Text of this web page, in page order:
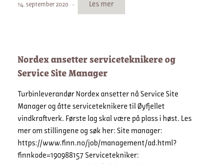
14. september 2020 Les mer
Nordex ansetter serviceteknikere og
Service Site Manager
Turbinleverandør Nordex ansetter nå Service Site
Manager og åtte serviceteknikere til Øyfjellet
vindkraftverk. Første lag skal være på plass i høst. Les
mer om stillingene og søk her: Site manager:
https://www.finn.no/job/management/ad.html?
finnkode=190988157 Servicetekniker: